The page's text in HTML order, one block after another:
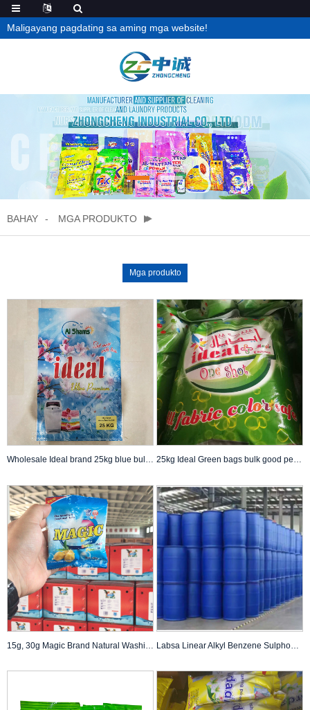
Maligayang pagdating sa aming mga website!
BAHAY MGA PRODUKTO
Mga produkto
Wholesale Ideal brand 25kg blue bulk bags detergent powder hand washing powder na ginagamit sa matigas at malambot na tubig na may magandang kalidad pinakamahusay na presyo sa Sharjah market 25kg Ideal Green bags bulk good perfume detergent washing powder laundry soap powder na may pinakamagandang presyo sa Sharjah market para sa Environment at kalusugan
15g, 30g Magic Brand Natural Washing Powder Mula sa Nangungunang Manufacturer ng Mga Produktong Panlinis Labahan Detergent Powder Cleaner White Powder Hand Wash at Machine Wash papuntang Africa Algeria Market Labsa Linear Alkyl Benzene Sulphonic Acid / Labsa 96% Maaasahang Supplier/soap Making Detergent Raw Materials